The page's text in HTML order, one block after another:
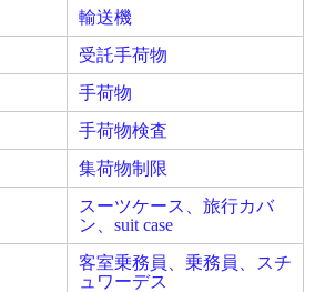
輸送機
受託手荷物
手荷物
手荷物検査
集荷物制限
スーツケース、旅行カバ
ン、suit case
客室乗務員、乗務員、スチ
ュワーデス